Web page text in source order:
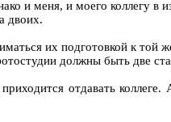
и меня, и моего коллегу
двоих.
их подготовкой к той
должны быть две
отдавать